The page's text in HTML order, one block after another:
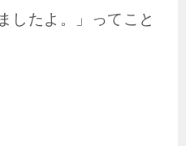
したよ。」ってこと